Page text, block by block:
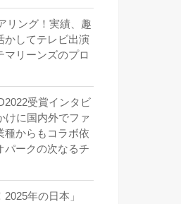
リング！実績、趣
してテレビ出演
マリーンズのプロ
受賞インタビ
けに国内外でファ
種からもコラボ依
パークの次なるチ
2025年の日本」